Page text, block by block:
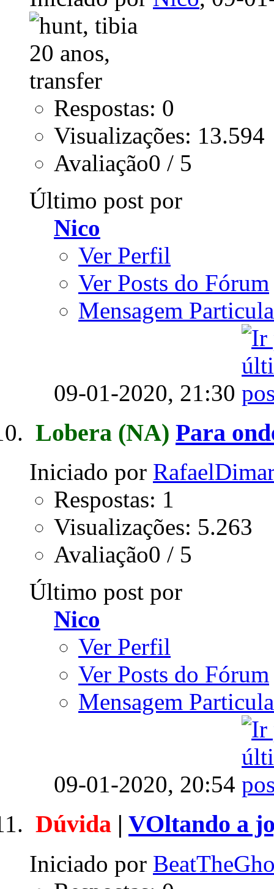
Respostas: 0
Visualizações: 13.594
Avaliação0 / 5
Último post por
Nico
Ver Perfil
Ver Posts do Fórum
Mensagem
09-01-2020, 21:30
Lobera (NA) Para
Iniciado por
Respostas: 1
Visualizações: 5.263
Avaliação0 / 5
Último post por
Nico
Ver Perfil
Ver Posts do Fórum
Mensagem
09-01-2020, 20:54
Dúvida | VOltando a
Iniciado por